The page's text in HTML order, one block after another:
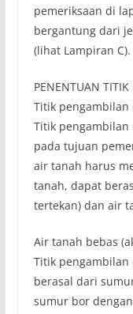
pemeriksaan di
bergantung dari
(lihat Lampiran C).
PENENTUAN
Titik pengambilan
Titik
pada tujuan
air tanah harus
tanah, dapat
tertekan) dan air
Air tanah bebas
Titik
berasal dari
sumur bor